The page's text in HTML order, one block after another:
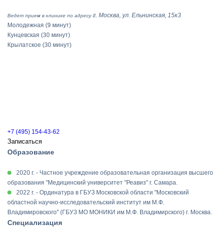
Ведет прием в клинике по адресу г. Москва, ул. Ельнинская, 15к3
Молодежная (9 минут)
Кунцевская (30 минут)
Крылатское (30 минут)
+7 (495) 154-43-62
Записаться
Образование
2020 г. - Частное учреждение образовательная организация высшего
образования "Медицинский университет "Реавиз" г. Самара.
2022 г. - Ординатура в ГБУЗ Московской области "Московский
областной научно-исследовательский институт им М.Ф.
Владимировского" (ГБУЗ МО МОНИКИ им М.Ф. Владимирского) г. Москва.
Специализация